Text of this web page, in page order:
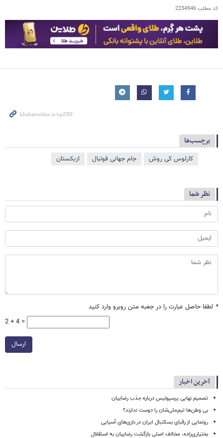
کد مطلب2234946
برچسب‌ها
کارلوس کی روش جام جهانی فوتبال ازبکستان
نظر شما
* لطفا حاصل عبارت را در جعبه متن روبرو وارد کنید
2 + 4 =
ارسال
آخرین اخبار
تصمیم نهایی پرسپولیس درباره جذب رضاییان
بی وطن‌ها تیم‌ملی‌شان را دوست ندارند؟
رونمایی از رقبای بسکتبال ایران در بازی‌های آسیایی
بختیاری‌زاده، مخالف اصلی بازگشت رضاییان به استقلال